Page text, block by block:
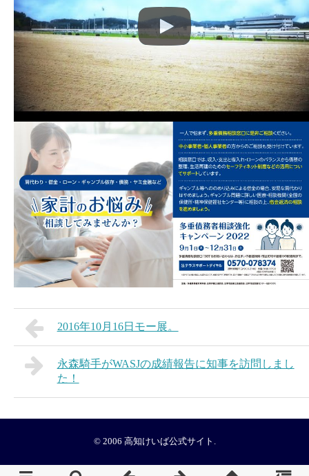
2016年10月16日モー展。
永森騎手がWASJの成績報告に知事を訪問しまし
た！
© 2006 高知けいば公式サイト .